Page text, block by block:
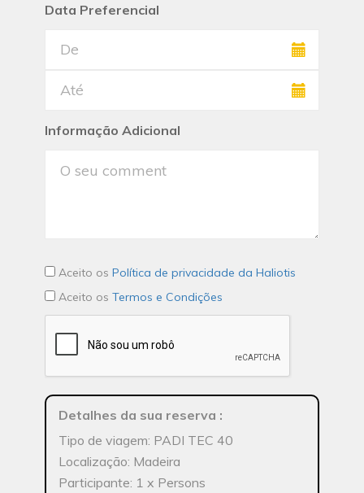
Data Preferencial
Informação Adicional
Aceito os Política de privacidade da Haliotis
Aceito os Termos e Condições
Detalhes da sua reserva :
Tipo de viagem: PADI TEC 40
Localização: Madeira
Participante: 1 x Persons